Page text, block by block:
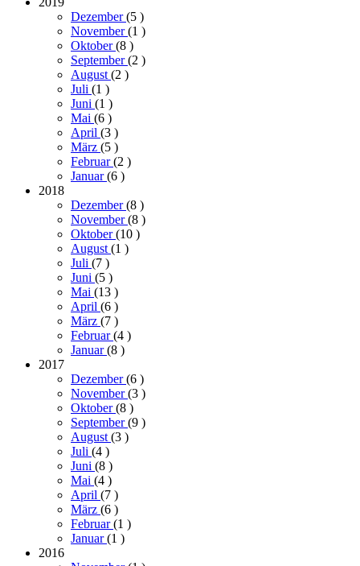
Dezember(5 )
November(1 )
Oktober(8 )
September(2 )
August (2 )
Juli (1 )
Juni (1 )
Mai (6 )
April (3 )
März (5 )
Februar(2 )
Januar(6 )
2018
Dezember(8 )
November(8 )
Oktober(10 )
August (1 )
Juli (7 )
Juni (5 )
Mai (13 )
April (6 )
März (7 )
Februar(4 )
Januar(8 )
2017
Dezember(6 )
November(3 )
Oktober(8 )
September(9 )
August (3 )
Juli (4 )
Juni (8 )
Mai (4 )
April (7 )
März (6 )
Februar(1 )
Januar(1 )
2016